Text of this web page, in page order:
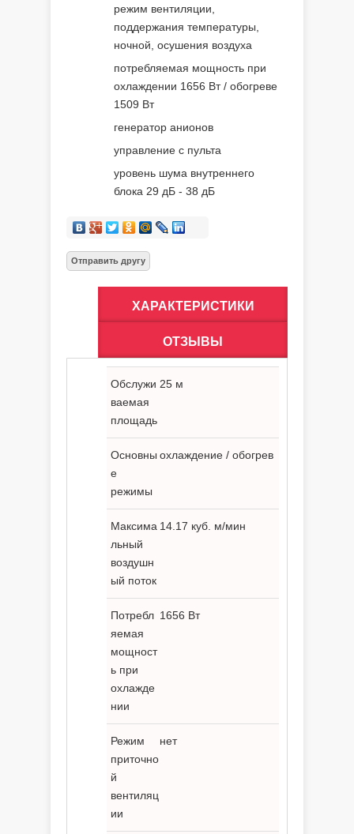
режим вентиляции,
поддержания температуры,
ночной, осушения воздуха
потребляемая мощность при
охлаждении 1656 Вт / обогреве
1509 Вт
генератор анионов
управление с пульта
уровень шума внутреннего
блока 29 дБ - 38 дБ
ХАРАКТЕРИСТИКИ
ОТЗЫВЫ
Обслужи
ваемая
площадь
25 м
Основны
е
режимы
охлаждение / обогрев
Максима
льный
воздушн
ый поток
14.17 куб. м/мин
Потребл
яемая
мощност
ь при
охлажде
нии
1656 Вт
Режим
приточно
й
вентиляц
ии
нет